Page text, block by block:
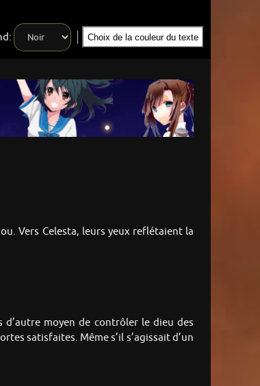
Choix de la couleur du texte
Vers Celesta, leurs yeux reflétaient la
moyen de contrôler le dieu des
satisfaites. Même s’il s’agissait d’un